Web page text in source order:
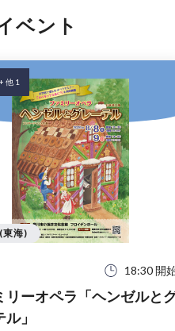
ベント
18:30 開
リーオペラ「ヘンゼルと
」
東海)
+ 他 1